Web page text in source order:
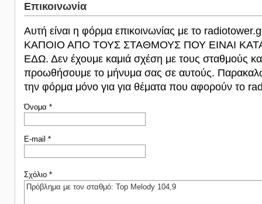
Επικοινωνία
Αυτή είναι η φόρμα επικοινωνίας με το
ΚΑΠΟΙΟ ΑΠΟ ΤΟΥΣ ΣΤΑΘΜΟΥΣ ΠΟΥ ΕΙΝΑΙ
ΕΔΩ. Δεν έχουμε καμιά σχέση με τους σταθμούς
προωθήσουμε το μήνυμα σας σε αυτούς. Παρακαλώ
την φόρμα μόνο για για θέματα που αφορούν το
Όνομα *
E-mail *
Σχόλιο *